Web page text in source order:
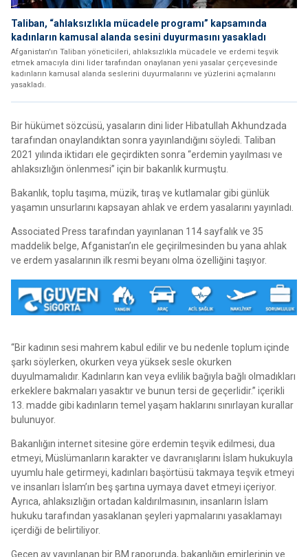
Taliban, “ahlaksızlıkla mücadele programı” kapsamında
kadınların kamusal alanda sesini duyurmasını yasakladı
Afganistan'ın Taliban yöneticileri, ahlaksızlıkla mücadele ve erdemi teşvik
etmek amacıyla dini lider tarafından onaylanan yeni yasalar çerçevesinde
kadınların kamusal alanda seslerini duyurmalarını ve yüzlerini açmalarını
yasakladı.
Bir hükümet sözcüsü, yasaların dini lider Hibatullah Akhundzada
tarafından onaylandıktan sonra yayınlandığını söyledi. Taliban
2021 yılında iktidarı ele geçirdikten sonra “erdemin yayılması ve
ahlaksızlığın önlenmesi” için bir bakanlık kurmuştu.
Bakanlık, toplu taşıma, müzik, tıraş ve kutlamalar gibi günlük
yaşamın unsurlarını kapsayan ahlak ve erdem yasalarını yayınladı.
Associated Press tarafından yayınlanan 114 sayfalık ve 35
maddelik belge, Afganistan’ın ele geçirilmesinden bu yana ahlak
ve erdem yasalarının ilk resmi beyanı olma özelliğini taşıyor.
“Bir kadının sesi mahrem kabul edilir ve bu nedenle toplum içinde
şarkı söylerken, okurken veya yüksek sesle okurken
duyulmamalıdır. Kadınların kan veya evlilik bağıyla bağlı olmadıkları
erkeklere bakmaları yasaktır ve bunun tersi de geçerlidir.” içerikli
13. madde gibi kadınların temel yaşam haklarını sınırlayan kurallar
bulunuyor.
Bakanlığın internet sitesine göre erdemin teşvik edilmesi, dua
etmeyi, Müslümanların karakter ve davranışlarını İslam hukukuyla
uyumlu hale getirmeyi, kadınları başörtüsü takmaya teşvik etmeyi
ve insanları İslam’ın beş şartına uymaya davet etmeyi içeriyor.
Ayrıca, ahlaksızlığın ortadan kaldırılmasının, insanların İslam
hukuku tarafından yasaklanan şeyleri yapmalarını yasaklamayı
içerdiği de belirtiliyor.
Geçen ay yayınlanan bir BM raporunda, bakanlığın emirlerinin ve